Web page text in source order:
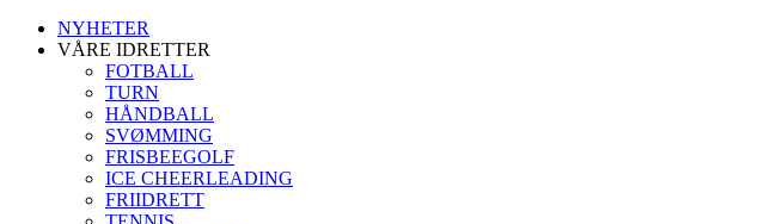
NYHETER
VÅRE IDRETTER
FOTBALL
TURN
HÅNDBALL
SVØMMING
FRISBEEGOLF
ICE CHEERLEADING
FRIIDRETT